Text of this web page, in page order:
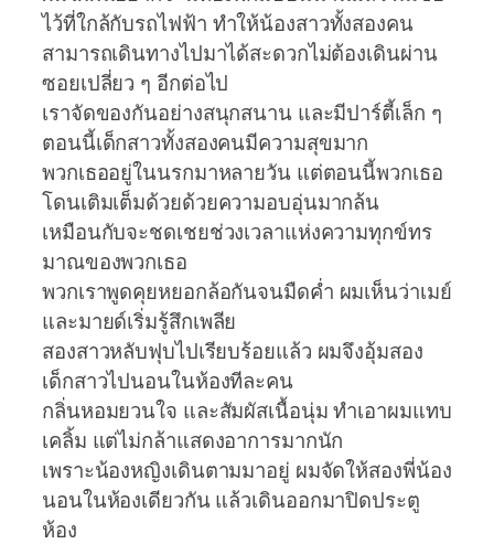
ไว้ที่ใกล้กับรถไฟฟ้า ทำให้น้องสาวทั้งสองคน
สามารถเดินทางไปมาได้สะดวกไม่ต้องเดินผ่าน
ซอยเปลี่ยว ๆ อีกต่อไป
เราจัดของกันอย่างสนุกสนาน และมีปาร์ตี้เล็ก ๆ
ตอนนี้เด็กสาวทั้งสองคนมีความสุขมาก
พวกเธออยู่ในนรกมาหลายวัน แต่ตอนนี้พวกเธอ
โดนเติมเต็มด้วยด้วยความอบอุ่นมากล้น
เหมือนกับจะชดเชยช่วงเวลาแห่งความทุกข์ทร
มาณของพวกเธอ
พวกเราพูดคุยหยอกล้อกันจนมืดค่ำ ผมเห็นว่าเมย์
และมายด์เริ่มรู้สึกเพลีย
สองสาวหลับฟุบไปเรียบร้อยแล้ว ผมจึงอุ้มสอง
เด็กสาวไปนอนในห้องทีละคน
กลิ่นหอมยวนใจ และสัมผัสเนื้อนุ่ม ทำเอาผมแทบ
เคลิ้ม แต่ไม่กล้าแสดงอาการมากนัก
เพราะน้องหญิงเดินตามมาอยู่ ผมจัดให้สองพี่น้อง
นอนในห้องเดียวกัน แล้วเดินออกมาปิดประตู
ห้อง